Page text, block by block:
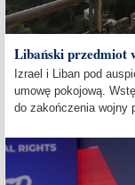
Libański przedmiot
Izrael i Liban pod
umowę pokojową.
do zakończenia wojny